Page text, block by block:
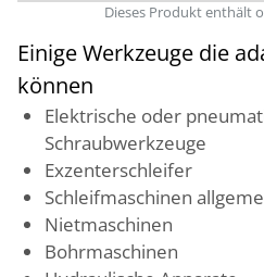
Dieses Produkt enthält
Einige Werkzeuge die
können
Elektrische oder
Schraubwerkzeuge
Exzenterschleifer
Schleifmaschinen
Nietmaschinen
Bohrmaschinen